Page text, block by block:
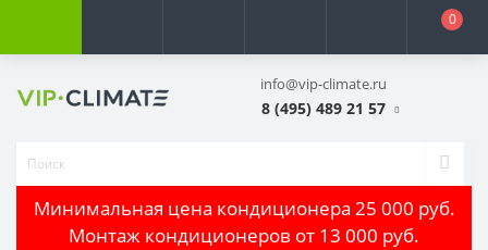
0
info@vip-climate.ru
8 (495) 489 21 57
Минимальная цена кондиционера 25 000 руб.
Монтаж кондиционеров от 13 000 руб.